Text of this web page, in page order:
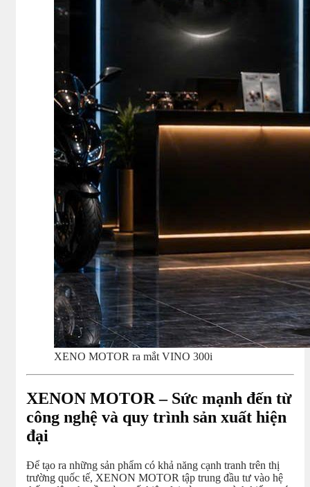
XENO MOTOR ra mắt VINO 300i
XENON MOTOR – Sức mạnh đến từ
công nghệ và quy trình sản xuất hiện
đại
Để tạo ra những sản phẩm có khả năng cạnh tranh trên thị
trường quốc tế, XENON MOTOR tập trung đầu tư vào hệ